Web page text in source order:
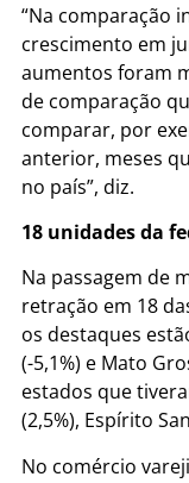
“Na comparação
crescimento em
aumentos foram
de comparação
comparar, por
anterior, meses
no país”, diz.
18 unidades da
Na passagem de
retração em 18
os destaques
(-5,1%) e Mato
estados que
(2,5%), Espírito
No comércio